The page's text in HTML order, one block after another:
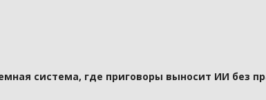
система, где приговоры выносит ИИ без